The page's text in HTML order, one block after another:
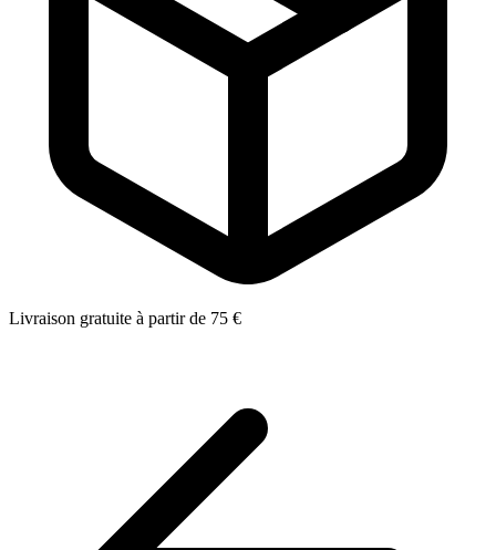
Livraison gratuite à partir de 75 €